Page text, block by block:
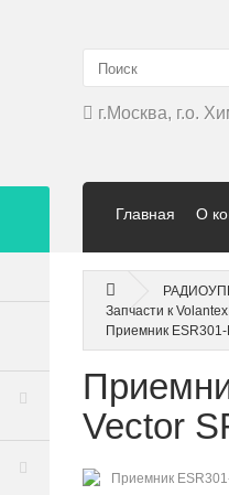
г.Москва, г.о.
Главная О
Запчасти к
Приемник
Vector